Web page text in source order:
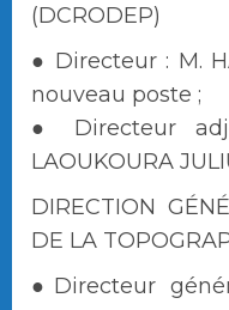
(DCRODEP)
● Directeur : M.
nouveau poste ;
● Directeur
LAOUKOURA
DIRECTION
DE LA
●Directeur